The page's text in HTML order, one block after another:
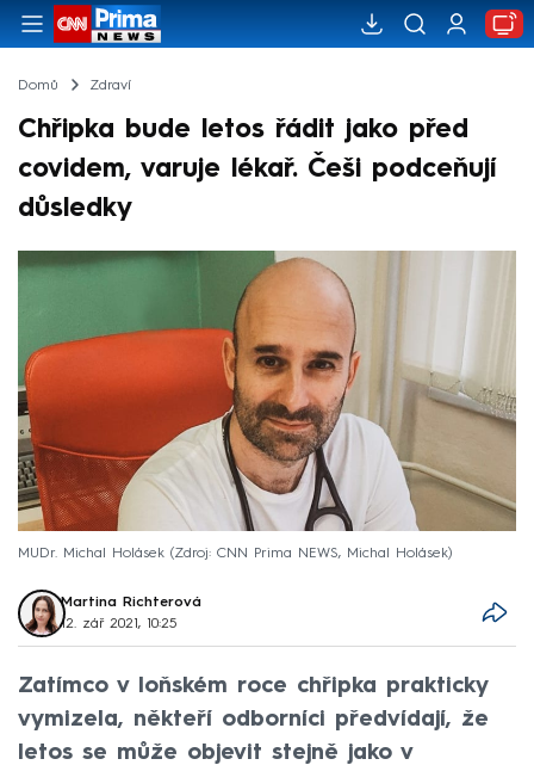
Domů Zdraví
Chřipka bude letos řádit jako před
covidem, varuje lékař. Češi podceňují
důsledky
MUDr. Michal Holásek Zdroj: CNN Prima NEWS, Michal Holásek
Martina Richterová
12. zář 2021, 10:25
Zatímco v loňském roce chřipka prakticky
vymizela, někteří odborníci předvídají, že
letos se může objevit stejně jako v